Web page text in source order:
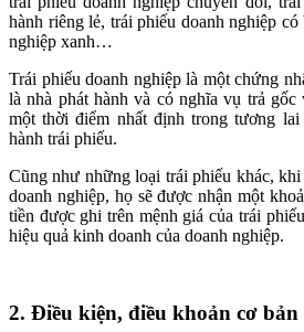
hành riêng lẻ, trái phiếu doanh nghiệp có
nghiệp xanh…
Trái phiếu doanh nghiệp là một chứng
là nhà phát hành và có nghĩa vụ trả
một thời điểm nhất định trong tương
hành trái phiếu.
Cũng như những loại trái phiếu khác,
doanh nghiệp, họ sẽ được nhận một
tiền được ghi trên mệnh giá của trái
hiệu quả kinh doanh của doanh nghiệp.
2. Điều kiện, điều khoản cơ